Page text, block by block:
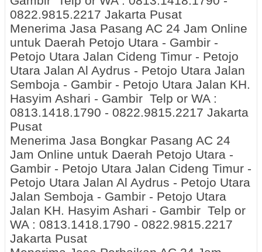
0822.9815.2217 Jakarta Pusat
Menerima Jasa Pasang AC 24 Jam Online
untuk Daerah Petojo Utara - Gambir -
Petojo Utara Jalan Cideng Timur - Petojo
Utara Jalan Al Aydrus - Petojo Utara Jalan
Semboja - Gambir - Petojo Utara Jalan KH.
Hasyim Ashari - Gambir Telp or WA :
0813.1418.1790 - 0822.9815.2217 Jakarta
Pusat
Menerima Jasa Bongkar Pasang AC 24
Jam Online untuk Daerah Petojo Utara -
Gambir - Petojo Utara Jalan Cideng Timur -
Petojo Utara Jalan Al Aydrus - Petojo Utara
Jalan Semboja - Gambir - Petojo Utara
Jalan KH. Hasyim Ashari - Gambir Telp or
WA : 0813.1418.1790 - 0822.9815.2217
Jakarta Pusat